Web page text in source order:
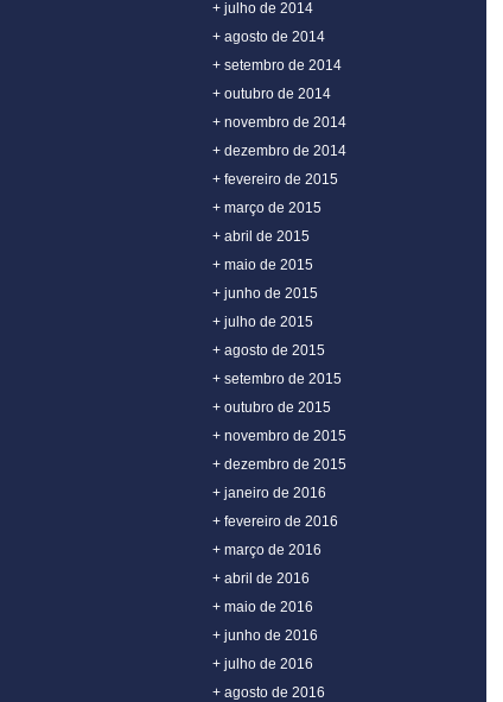
+ julho de 2014
+ agosto de 2014
+ setembro de 2014
+ outubro de 2014
+ novembro de 2014
+ dezembro de 2014
+ fevereiro de 2015
+ março de 2015
+ abril de 2015
+ maio de 2015
+ junho de 2015
+ julho de 2015
+ agosto de 2015
+ setembro de 2015
+ outubro de 2015
+ novembro de 2015
+ dezembro de 2015
+ janeiro de 2016
+ fevereiro de 2016
+ março de 2016
+ abril de 2016
+ maio de 2016
+ junho de 2016
+ julho de 2016
+ agosto de 2016